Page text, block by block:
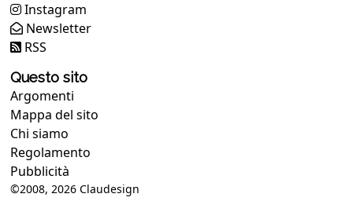
Instagram
Newsletter
RSS
Questo sito
Argomenti
Mappa del sito
Chi siamo
Regolamento
Pubblicità
©2008, 2026 Claudesign